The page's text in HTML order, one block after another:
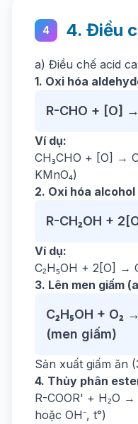
4 4. Điều
a) Điều chế acid
1. Oxi hóa
R-CHO + [O]
Ví dụ:
CH₃CHO + [O] →
KMnO₄)
2. Oxi hóa alcohol
R-CH₂OH +
Ví dụ:
C₂H₅OH + 2[O] →
3. Lên men giấm
C₂H₅OH + O₂
(men giấm)
Sản xuất giấm ăn
4. Thủy phân
R-COOR' + H₂O
hoặc OH⁻, t°)